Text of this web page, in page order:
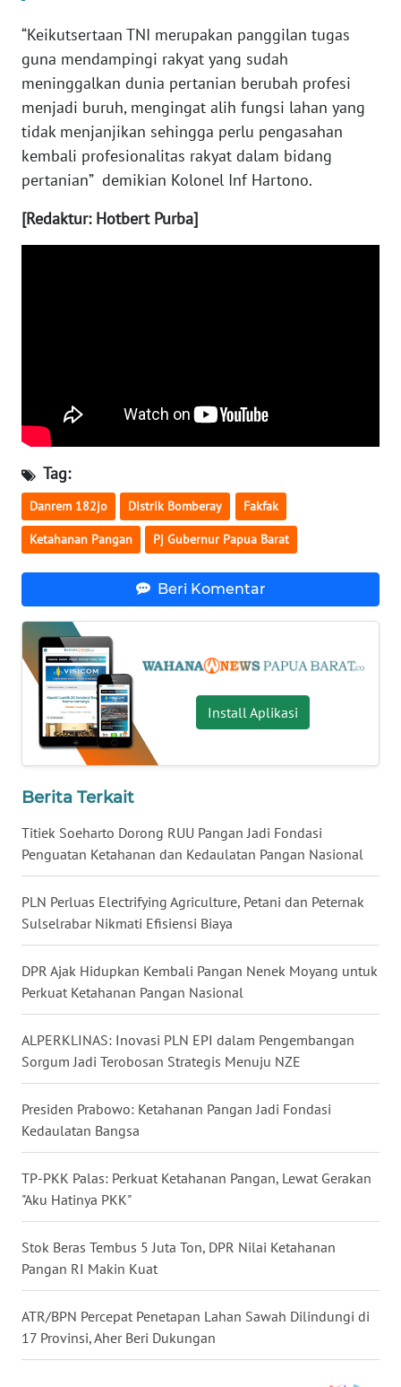
“Keikutsertaan TNI merupakan panggilan tugas
guna mendampingi rakyat yang sudah
meninggalkan dunia pertanian berubah profesi
menjadi buruh, mengingat alih fungsi lahan yang
tidak menjanjikan sehingga perlu pengasahan
kembali profesionalitas rakyat dalam bidang
pertanian” demikian Kolonel Inf Hartono.
[Redaktur: Hotbert Purba]
Tag:
Danrem 182jo Distrik Bomberay Fakfak
Ketahanan Pangan Pj Gubernur Papua Barat
Beri Komentar
Install Aplikasi
Berita Terkait
Titiek Soeharto Dorong RUU Pangan Jadi Fondasi
Penguatan Ketahanan dan Kedaulatan Pangan Nasional
PLN Perluas Electrifying Agriculture, Petani dan Peternak
Sulselrabar Nikmati Efisiensi Biaya
DPR Ajak Hidupkan Kembali Pangan Nenek Moyang untuk
Perkuat Ketahanan Pangan Nasional
ALPERKLINAS: Inovasi PLN EPI dalam Pengembangan
Sorgum Jadi Terobosan Strategis Menuju NZE
Presiden Prabowo: Ketahanan Pangan Jadi Fondasi
Kedaulatan Bangsa
TP-PKK Palas: Perkuat Ketahanan Pangan, Lewat Gerakan
"Aku Hatinya PKK"
Stok Beras Tembus 5 Juta Ton, DPR Nilai Ketahanan
Pangan RI Makin Kuat
ATR/BPN Percepat Penetapan Lahan Sawah Dilindungi di
17 Provinsi, Aher Beri Dukungan
NTB
WN
SULTENG
WN
SULBAR
WN
WN
BENGKULU
WN
LAMPUNG
WN
JATENG
WN
NUSANTARA
WN
JOGJA
WN
JATIM
BALI
KALBAR
KALTENG
WN
KALTARA
WN
KALSEL
WN
KALTIM
WN